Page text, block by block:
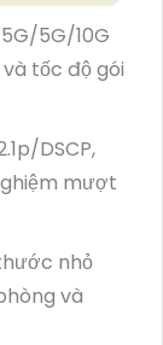
5G/10G
tốc độ gói
DSCP,
mượt
nhỏ
và